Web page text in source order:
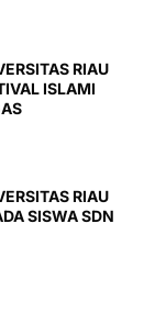
RIAU
ISLAMI
RIAU
SISWA SDN